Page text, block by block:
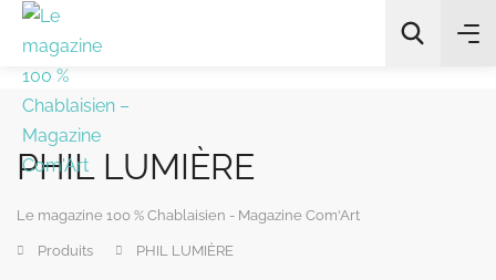
All Categories
PHIL LUMIÈRE
Le magazine 100 % Chablaisien - Magazine Com'Art
Produits PHIL LUMIÈRE